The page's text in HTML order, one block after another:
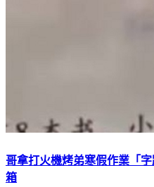
哥拿打火機烤弟寒假作業「
箱